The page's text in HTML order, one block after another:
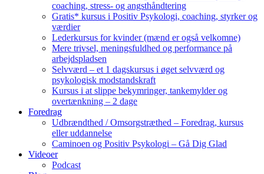
coaching, stress- og angsthåndtering
Gratis* kursus i Positiv Psykologi, coaching, styrker og
værdier
Lederkursus for kvinder (mænd er også velkomne)
Mere trivsel, meningsfuldhed og performance på
arbejdspladsen
Selvværd – et 1 dagskursus i øget selvværd og
psykologisk modstandskraft
Kursus i at slippe bekymringer, tankemylder og
overtænkning – 2 dage
Foredrag
Udbrændthed / Omsorgstræthed – Foredrag, kursus
eller uddannelse
Caminoen og Positiv Psykologi – Gå Dig Glad
Videoer
Podcast